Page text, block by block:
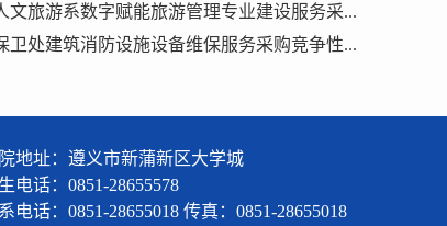
文旅游系数字赋能旅游管理专业建设服务采...
卫处建筑消防设施设备维保服务采购竞争性...
地址：遵义市新蒲新区大学城
电话：0851-28655578
电话：0851-28655018 传真：0851-28655018